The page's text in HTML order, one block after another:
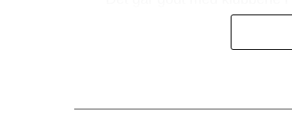
koronapandemien har